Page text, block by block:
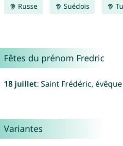
Russe Suédois
Fêtes du prénom Fredric
18 juillet: Saint Frédéric,
Variantes